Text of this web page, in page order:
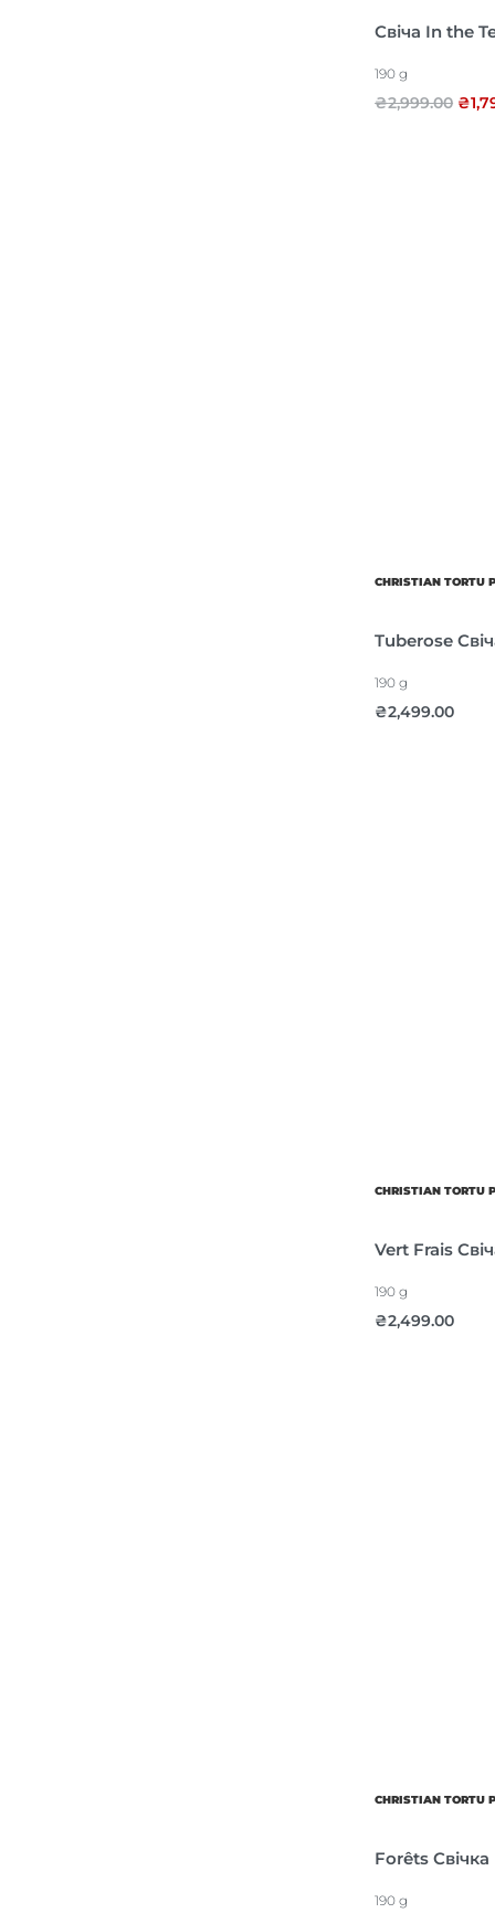
Свіча In the
190 g
₴2,999.00 ₴
CHRISTIAN TORTU
Tuberose
190 g
₴2,499.00
CHRISTIAN TORTU
Vert Frais
190 g
₴2,499.00
CHRISTIAN TORTU
Forêts Свічка
190 g